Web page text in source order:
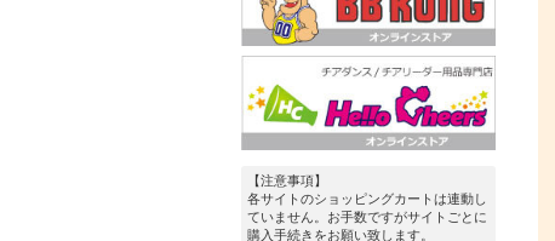
【注意事項】
各サイトのショッピングカートは連動し
ていません。お手数ですがサイトごとに
購入手続きをお願い致します。